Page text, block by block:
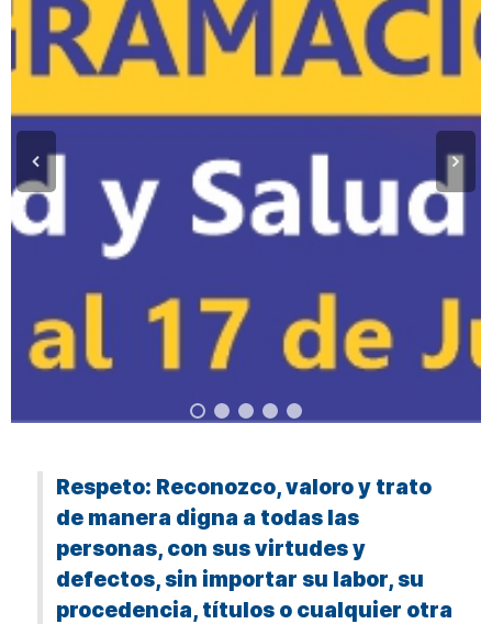
Respeto: Reconozco, valoro y trato
de manera digna a todas las
personas, con sus virtudes y
defectos, sin importar su labor, su
procedencia, títulos o cualquier otra